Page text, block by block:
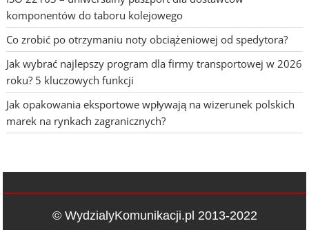
komponentów do taboru kolejowego
Co zrobić po otrzymaniu noty obciążeniowej od spedytora?
Jak wybrać najlepszy program dla firmy transportowej w 2026
roku? 5 kluczowych funkcji
Jak opakowania eksportowe wpływają na wizerunek polskich
marek na rynkach zagranicznych?
© WydzialyKomunikacji.pl 2013-2022